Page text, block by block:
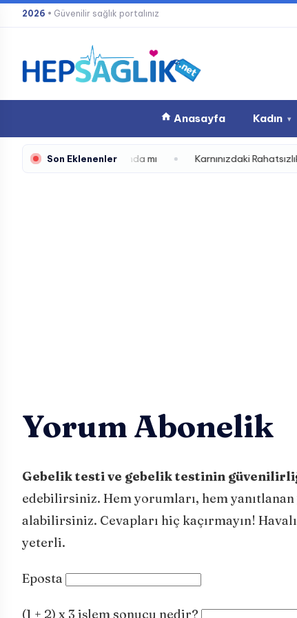
İçeriğe
2026 • Güvenilir sağlık portalınız
Anasayfa Kadın ▾
Son Eklenenler
Elinizin Altında mı Karnınızdaki Rahatsızlıklar
Yorum Abonelik
Gebelik testi ve gebelik testinin
edebilirsiniz. Hem yorumları, hem
alabilirsiniz. Cevapları hiç kaçırmayın!
yeterli.
Eposta
(1 + 2) x 3 işlem sonucu nedir?